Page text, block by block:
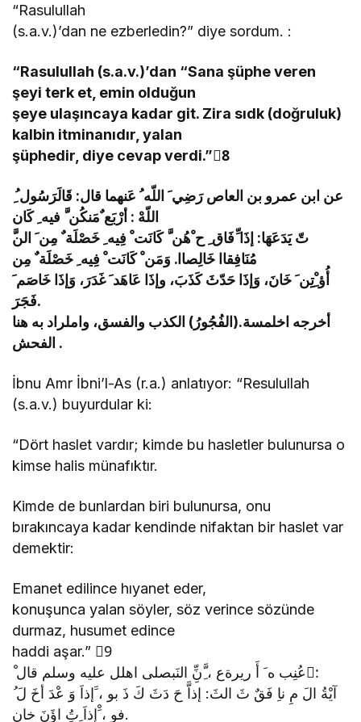
“Rasulullah
(s.a.v.)’dan ne ezberledin?” diye sordum. :
“Rasulullah (s.a.v.)’dan “Sana şüphe veren
şeyi terk et, emin olduğun
şeye ulaşıncaya kadar git. Zira sıdk (doğruluk)
kalbin itminanıdır, yalan
şüphedir, diye cevap verdi.”8َ
ِ عن ابن عمرو بن العاص رَضِي َ اللّه ُ عَنهما قال: قَالَرَسُول ُ
اللّهْ : أرْبَع ٌمَنكُن َّ فيه ِ كَان
مُنَافِقاا خَالِصاا. وَمَن ْ كَانَت ْ فِيه ِ خَصْلَة ٌ مِن
أُؤ ِْتِِن َ خَانَ، وَإذَا حَدّثَ كَذَبَ، وإذَا عَاهَد َ غَدَرَ، وَإذَا خَاصَم َ
فَجَرَ.
أخرجه اخلمسة.(الفُجُورُ) الكذب والفسق، واملراد به هنا
الفحش .
İbnu Amr İbni’l-As (r.a.) anlatıyor: “Resulullah
(s.a.v.) buyurdular ki:
“Dört haslet vardır; kimde bu hasletler bulunursa o
kimse halis münafıktır.
Kimde de bunlardan biri bulunursa, onu
bırakıncaya kadar kendinde nifaktan bir haslet var
demektir:
Emanet edilince hıyanet eder,
konuşunca yalan söyler, söz verince sözünde
durmaz, husumet edince
haddi aşar.” 9َ
ْ عُنِب ه َ أَ ريرةع ، َِّنِِّ النَبصلى اهلل عليه وسلم قال:َ
ُ آيْةُ الَ مِ ناِ فَقٌ ثَ الثَ: إذاَّ حَ دَثَ كَ ذَ بو ، ََإذاَ وَ عْدَ أخَ لَ
فو ، َْإذاَ ِتُِ اؤَنَ خان.